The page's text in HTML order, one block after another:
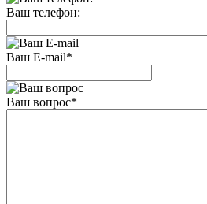
Ваш телефон:
Ваш E-mail*
Ваш вопрос*